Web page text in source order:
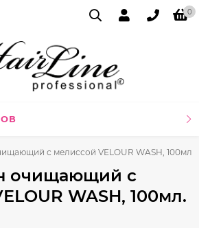
0
с мелиссой VELOUR WASH, 100мл.
очищающий с
WASH, 100мл.